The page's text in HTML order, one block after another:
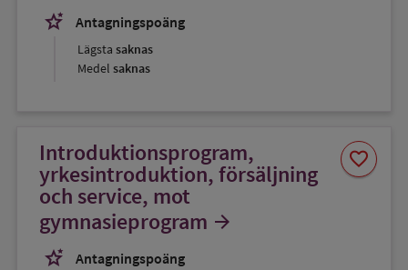
stars_2
Antagningspoäng
Lägsta saknas
Medel saknas
Introduktionsprogram,
yrkesintroduktion, försäljning
och service, mot
gymnasieprogram arrow_forward
stars_2
Antagningspoäng
favorite
Spara
som